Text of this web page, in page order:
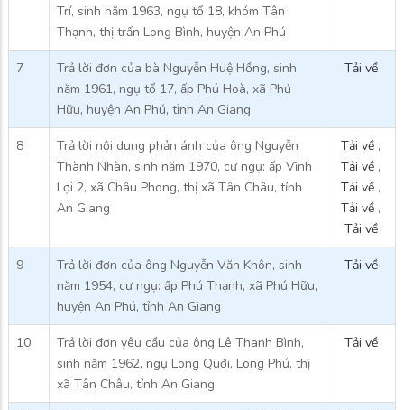
Trí, sinh năm 1963, ngụ tổ 18, khóm Tân
Thạnh, thị trấn Long Bình, huyện An Phú
7
Trả lời đơn của bà Nguyễn Huệ Hồng, sinh
năm 1961, ngụ tổ 17, ấp Phú Hoà, xã Phú
Hữu, huyện An Phú, tỉnh An Giang
Tải về
8
Trả lời nội dung phản ánh của ông Nguyễn
Thành Nhàn, sinh năm 1970, cư ngụ: ấp Vĩnh
Lợi 2, xã Châu Phong, thị xã Tân Châu, tỉnh
An Giang
Tải về ,
Tải về ,
Tải về ,
Tải về ,
Tải về
9
Trả lời đơn của ông Nguyễn Văn Khôn, sinh
năm 1954, cư ngụ: ấp Phú Thạnh, xã Phú Hữu,
huyện An Phú, tỉnh An Giang
Tải về
10
Trả lời đơn yêu cầu của ông Lê Thanh Bình,
sinh năm 1962, ngụ Long Quới, Long Phú, thị
xã Tân Châu, tỉnh An Giang
Tải về